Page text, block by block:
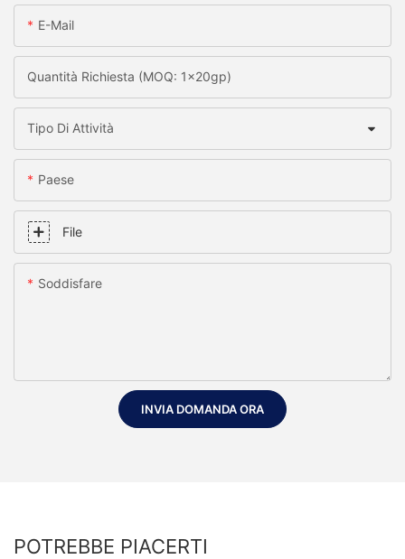
E-Mail
Quantità Richiesta (MOQ: 1x20gp)
Tipo Di Attività
Paese
File
Soddisfare
INVIA DOMANDA ORA
POTREBBE PIACERTI